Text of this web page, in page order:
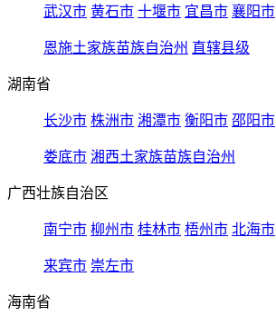
武汉市 黄石市 十堰市 宜昌市 襄阳市
恩施土家族苗族自治州 直辖县级
湖南省
长沙市 株洲市 湘潭市 衡阳市 邵阳市
娄底市 湘西土家族苗族自治州
广西壮族自治区
南宁市 柳州市 桂林市 梧州市 北海市
来宾市 崇左市
海南省